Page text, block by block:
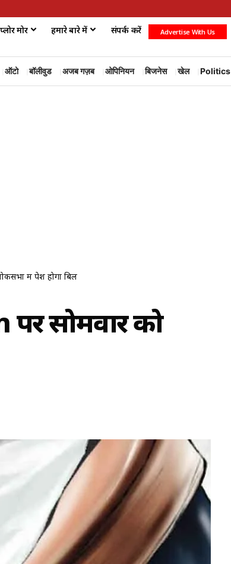
मोर हमारे बारे में संपर्क करें Advertise With Us
ऑटो बॉलीवुड अजब गज़ब ओपिनियन बिजनेस खेल Politics
में पेश होगा बिल
सोमवार को